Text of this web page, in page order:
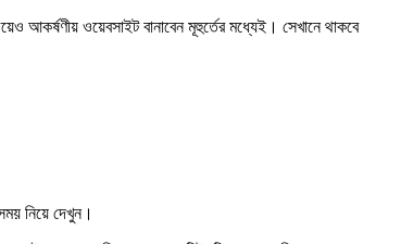
ওয়েবসাইট বানাবেন মূহুর্তের মধ্যেই। সেখানে থাকবে
নিয়ে দেখুন।